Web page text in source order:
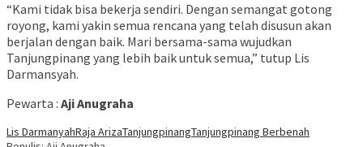
“Kami tidak bisa bekerja sendiri. Dengan semangat gotong
royong, kami yakin semua rencana yang telah disusun akan
berjalan dengan baik. Mari bersama-sama wujudkan
Tanjungpinang yang lebih baik untuk semua,” tutup Lis
Darmansyah.
Pewarta : Aji Anugraha
Lis DarmanyahRaja ArizaTanjungpinangTanjungpinang Berbenah